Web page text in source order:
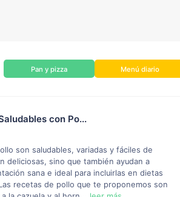
Pan y pizza Menú diario
con Po...
son saludables, variadas y fáciles de
deliciosas, sino que también ayudan a
sana e ideal para incluirlas en dietas
recetas de pollo que te proponemos son